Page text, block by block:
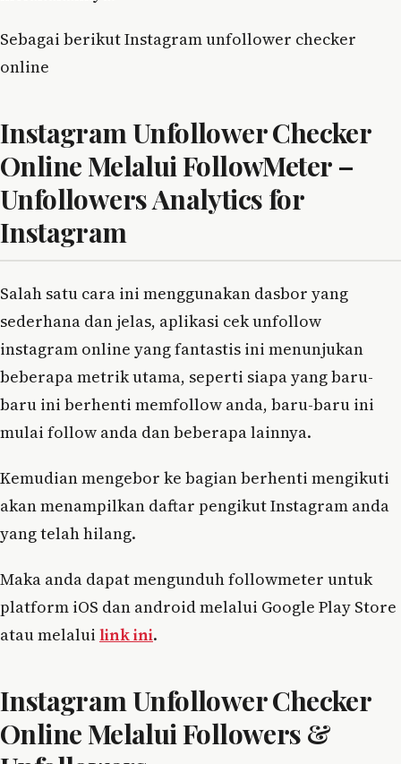
Sebagai berikut Instagram unfollower checker
online
Instagram Unfollower Checker
Online Melalui FollowMeter –
Unfollowers Analytics for
Instagram
Salah satu cara ini menggunakan dasbor yang
sederhana dan jelas, aplikasi cek unfollow
instagram online yang fantastis ini menunjukan
beberapa metrik utama, seperti siapa yang baru-
baru ini berhenti memfollow anda, baru-baru ini
mulai follow anda dan beberapa lainnya.
Kemudian mengebor ke bagian berhenti mengikuti
akan menampilkan daftar pengikut Instagram anda
yang telah hilang.
Maka anda dapat mengunduh followmeter untuk
platform iOS dan android melalui Google Play Store
atau melalui link ini.
Instagram Unfollower Checker
Online Melalui Followers &